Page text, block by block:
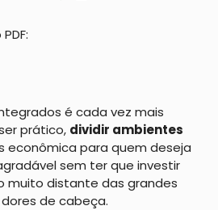
é cada vez mais
prático, dividir ambientes
econômica para quem deseja
sem ter que investir
muito distante das grandes
de cabeça.